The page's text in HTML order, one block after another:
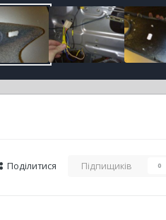
Поділитися Підпищиків 0